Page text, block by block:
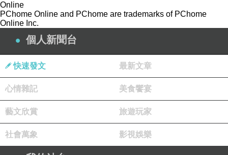
Online
PChome Online and PChome are trademarks of PChome
Online Inc.
個人新聞台
快速發文 最新文章
心情雜記 美食饗宴
藝文欣賞 旅遊玩家
社會萬象 影視娛樂